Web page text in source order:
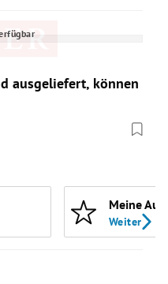
ausgeliefert, können
Meine
Weiter